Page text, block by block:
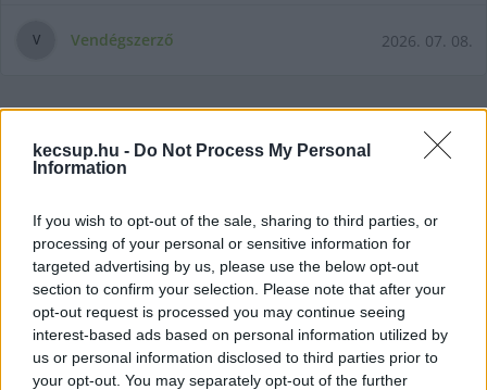
kecsup.hu - Do Not Process My Personal
Information
If you wish to opt-out of the sale, sharing to third parties, or
processing of your personal or sensitive information for
targeted advertising by us, please use the below opt-out
section to confirm your selection. Please note that after your
opt-out request is processed you may continue seeing
interest-based ads based on personal information utilized by
us or personal information disclosed to third parties prior to
your opt-out. You may separately opt-out of the further
V Vendégszerző 2026. 07. 08.
Jelentkezz be a KecsUP-ra!
Lépj be a beszélgetéshez és hogy jobban megismerjük
egymást.